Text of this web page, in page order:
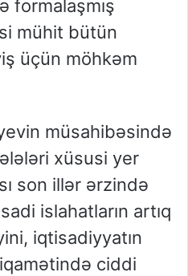
formalaşmış
mühit bütün
üçün möhkəm
müsahibəsində
xüsusi yer
son illər ərzində
islahatların artıq
iqtisadiyyatın
ciddi